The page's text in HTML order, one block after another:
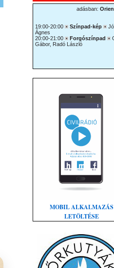
MOBIL ALKALMAZÁS
LETÖLTÉSE